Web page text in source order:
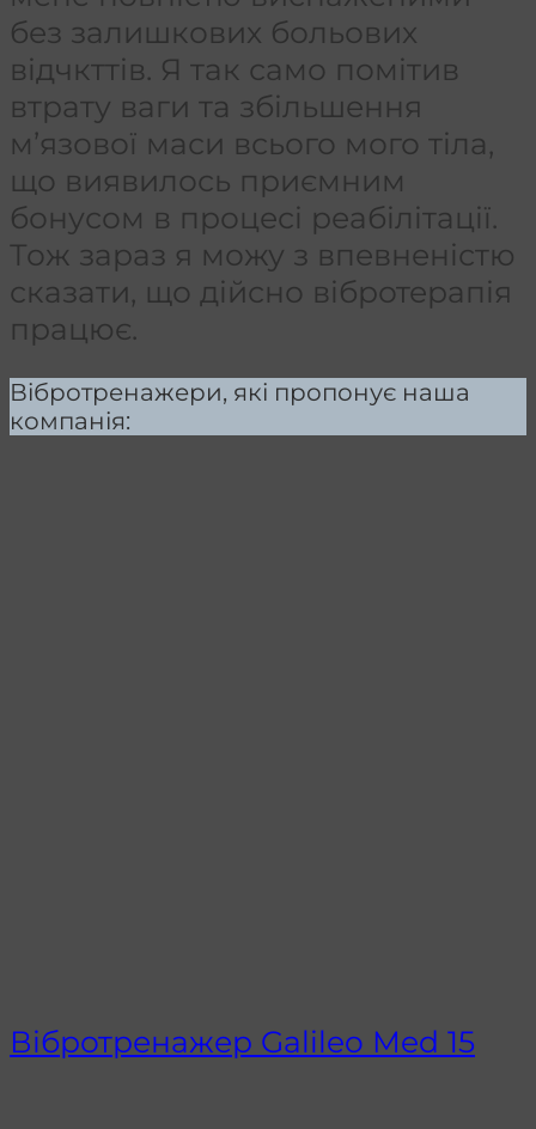
без залишкових больових
відчкттів. Я так само помітив
втрату ваги та збільшення
м’язової маси всього мого тіла,
що виявилось приємним
бонусом в процесі реабілітації.
Тож зараз я можу з впевненістю
сказати, що дійсно вібротерапія
працює.
Вібротренажери, які пропонує наша
компанія:
Вібротренажер Galileo Med 15